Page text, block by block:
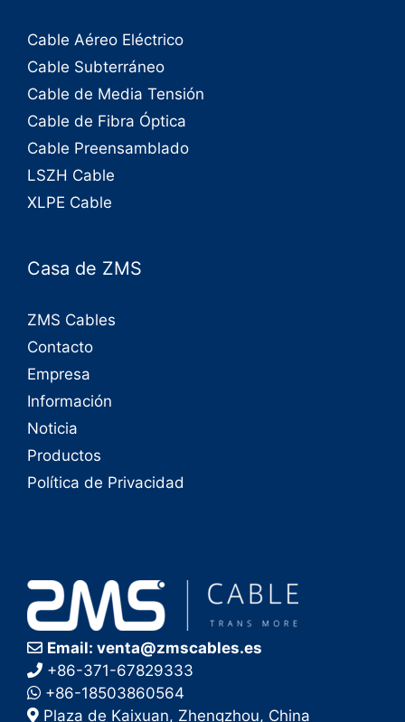
Cable Aéreo Eléctrico
Cable Subterráneo
Cable de Media Tensión
Cable de Fibra Óptica
Cable Preensamblado
LSZH Cable
XLPE Cable
Casa de ZMS
ZMS Cables
Contacto
Empresa
Información
Noticia
Productos
Política de Privacidad
Email: venta@zmscables.es
+86-371-67829333
+86-18503860564
Plaza de Kaixuan, Zhengzhou, China